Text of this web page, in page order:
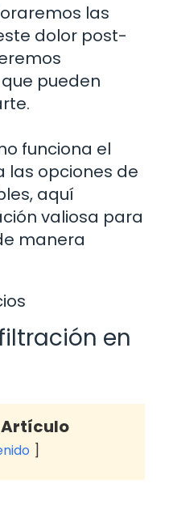
las
dolor post-
pueden
funciona el
las opciones de
aquí
valiosa para
manera
en
Artículo